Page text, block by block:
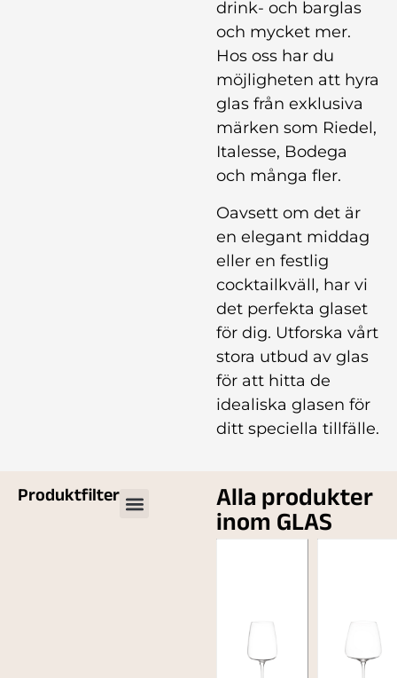
drink- och barglas
och mycket mer.
Hos oss har du
möjligheten att hyra
glas från exklusiva
märken som Riedel,
Italesse, Bodega
och många fler.
Oavsett om det är
en elegant middag
eller en festlig
cocktailkväll, har vi
det perfekta glaset
för dig. Utforska vårt
stora utbud av glas
för att hitta de
idealiska glasen för
ditt speciella tillfälle.
Produktfilter Alla produkter
inom GLAS